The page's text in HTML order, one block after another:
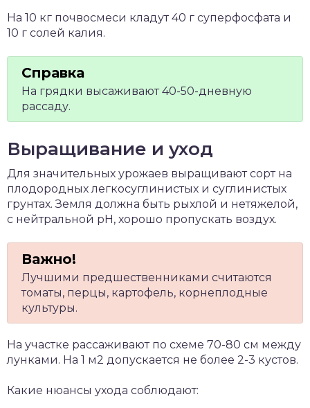
На 10 кг почвосмеси кладут 40 г суперфосфата и
10 г солей калия.
На грядки высаживают 40-50-дневную
рассаду.
Выращивание и уход
Для значительных урожаев выращивают сорт на
плодородных легкосуглинистых и суглинистых
грунтах. Земля должна быть рыхлой и нетяжелой,
с нейтральной рН, хорошо пропускать воздух.
Лучшими предшественниками считаются
томаты, перцы, картофель, корнеплодные
культуры.
На участке рассаживают по схеме 70-80 см между
лунками. На 1 м2 допускается не более 2-3 кустов.
Какие нюансы ухода соблюдают: